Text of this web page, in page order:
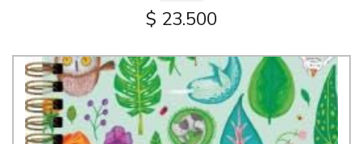
$ 23.500